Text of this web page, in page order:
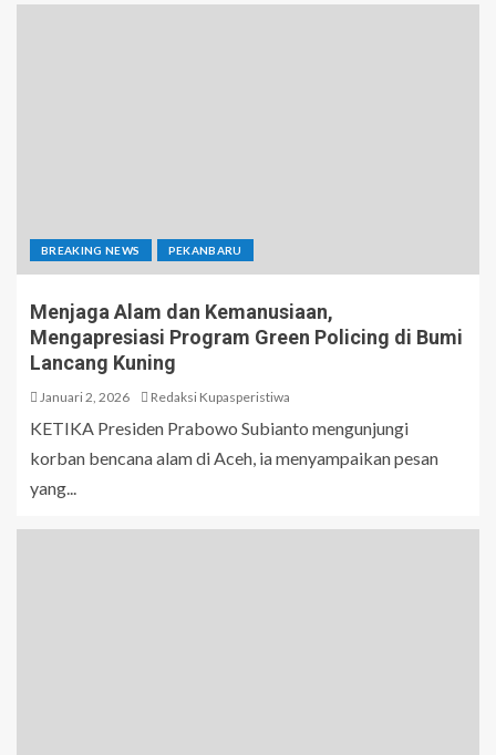
BREAKING NEWS PEKANBARU
Menjaga Alam dan Kemanusiaan,
Mengapresiasi Program Green Policing di Bumi
Lancang Kuning
Januari 2, 2026 Redaksi Kupasperistiwa
KETIKA Presiden Prabowo Subianto mengunjungi
korban bencana alam di Aceh, ia menyampaikan pesan
yang...